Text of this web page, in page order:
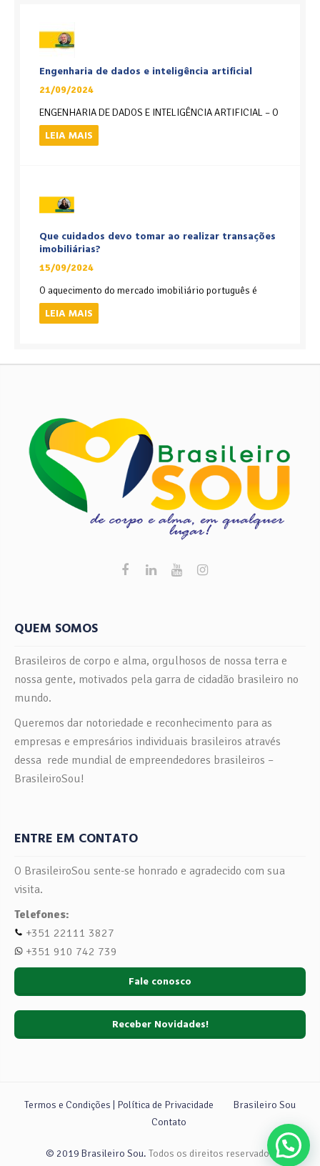
Engenharia de dados e inteligência artificial
21/09/2024
ENGENHARIA DE DADOS E INTELIGÊNCIA ARTIFICIAL – O
LEIA MAIS
Que cuidados devo tomar ao realizar transações
imobiliárias?
15/09/2024
O aquecimento do mercado imobiliário português é
LEIA MAIS
QUEM SOMOS
Brasileiros de corpo e alma, orgulhosos de nossa terra e
nossa gente, motivados pela garra de cidadão brasileiro no
mundo.
Queremos dar notoriedade e reconhecimento para as
empresas e empresários individuais brasileiros através
dessa rede mundial de empreendedores brasileiros –
BrasileiroSou!
ENTRE EM CONTATO
O BrasileiroSou sente-se honrado e agradecido com sua
visita.
Telefones:
+351 22111 3827
+351 910 742 739
Fale conosco
Receber Novidades!
Termos e Condições | Política de Privacidade
Brasileiro Sou
Contato
© 2019 Brasileiro Sou. Todos os direitos reservados